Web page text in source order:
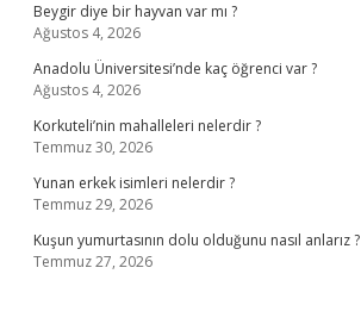
Beygir diye bir hayvan var mı ?
Ağustos 4, 2026
Anadolu Üniversitesi’nde kaç öğrenci var ?
Ağustos 4, 2026
Korkuteli’nin mahalleleri nelerdir ?
Temmuz 30, 2026
Yunan erkek isimleri nelerdir ?
Temmuz 29, 2026
Kuşun yumurtasının dolu olduğunu nasıl anlarız ?
Temmuz 27, 2026